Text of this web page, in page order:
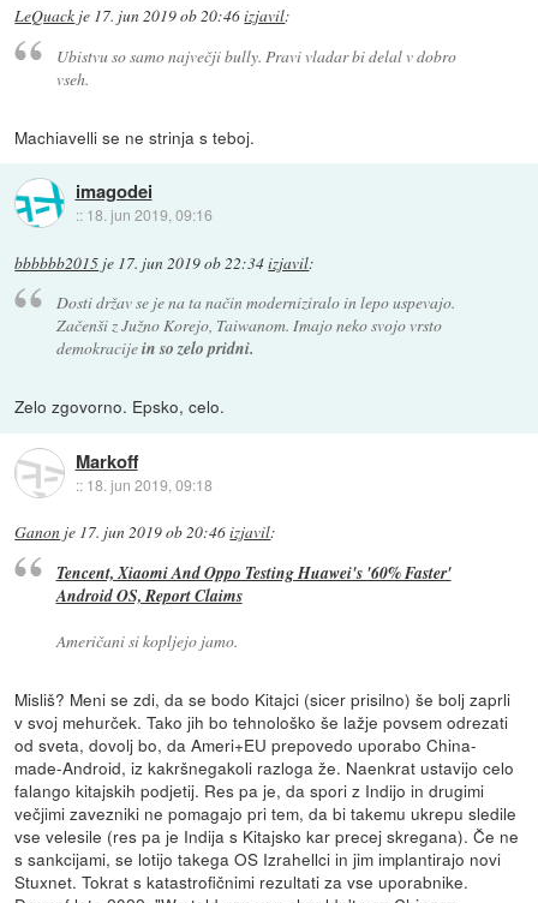
LeQuack je 17. jun 2019 ob 20:46izjavil:
Ubistvu so samo največji bully. Pravi vladar bi delal v dobro
vseh.
Machiavelli se ne strinja s teboj.
imagodei
:: 18. jun 2019, 09:16
bbbbbb2015 je 17. jun 2019 ob 22:34izjavil:
Dosti držav se je na ta način moderniziralo in lepo uspevajo.
Začenši z Južno Korejo, Taiwanom. Imajo neko svojo vrsto
demokracijein so zelo pridni.
Zelo zgovorno. Epsko, celo.
Markoff
:: 18. jun 2019, 09:18
Ganon je 17. jun 2019 ob 20:46izjavil:
Tencent, Xiaomi And Oppo Testing Huawei's '60% Faster'
Android OS, Report Claims
Američani si kopljejo jamo.
Misliš? Meni se zdi, da se bodo Kitajci (sicer prisilno) še bolj zaprli
v svoj mehurček. Tako jih bo tehnološko še lažje povsem odrezati
od sveta, dovolj bo, da Ameri+EU prepovedo uporabo China-
made-Android, iz kakršnegakoli razloga že. Naenkrat ustavijo celo
falango kitajskih podjetij. Res pa je, da spori z Indijo in drugimi
večjimi zavezniki ne pomagajo pri tem, da bi takemu ukrepu sledile
vse velesile (res pa je Indija s Kitajsko kar precej skregana). Če ne
s sankcijami, se lotijo takega OS Izrahellci in jim implantirajo novi
Stuxnet. Tokrat s katastrofičnimi rezultati za vse uporabnike.